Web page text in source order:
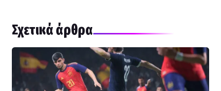
Σχετικά άρθρα